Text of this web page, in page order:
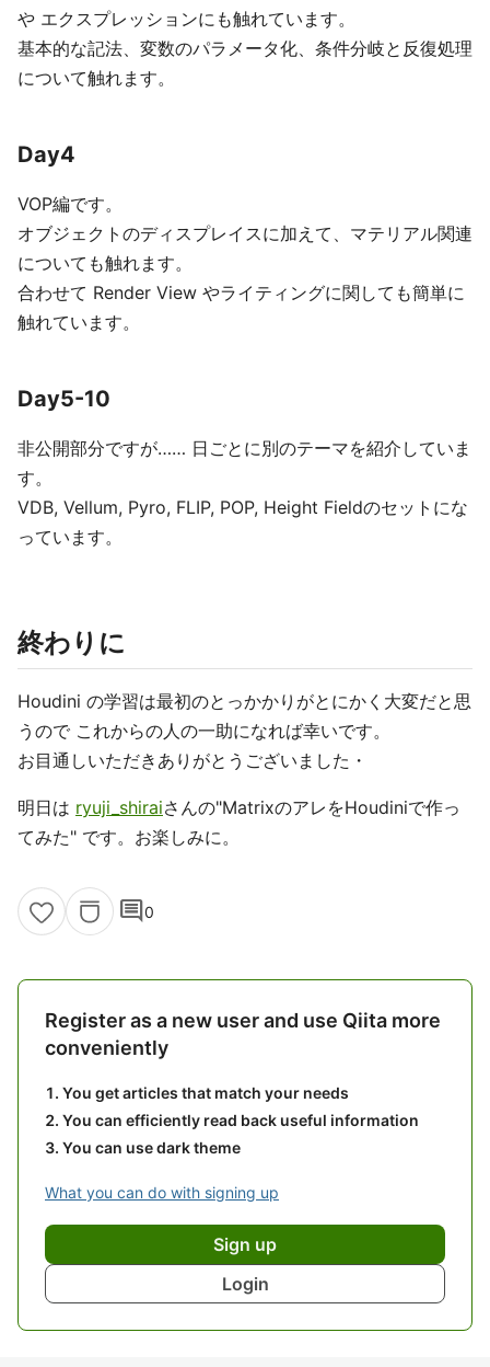
や エクスプレッションにも触れています。
基本的な記法、変数のパラメータ化、条件分岐と反復処理
について触れます。
Day4
VOP編です。
オブジェクトのディスプレイスに加えて、マテリアル関連
についても触れます。
合わせて Render View やライティングに関しても簡単に
触れています。
Day5-10
非公開部分ですが…… 日ごとに別のテーマを紹介していま
す。
VDB, Vellum, Pyro, FLIP, POP, Height Fieldのセットにな
っています。
終わりに
Houdini の学習は最初のとっかかりがとにかく大変だと思
うので これからの人の一助になれば幸いです。
お目通しいただきありがとうございました・
明日は ryuji_shiraiさんの"MatrixのアレをHoudiniで作っ
てみた" です。お楽しみに。
comment0
Register as a new user and use Qiita more
conveniently
You get articles that match your needs
You can efficiently read back useful information
You can use dark theme
What you can do with signing up
Sign up
Login